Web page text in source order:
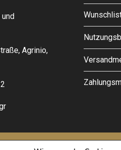
Agrinio,